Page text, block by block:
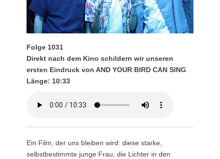
Folge 1031
Direkt nach dem Kino schildern wir unseren
ersten Eindruck von AND YOUR BIRD CAN SING
Länge: 10:33
Ein Film, der uns bleiben wird: diese starke,
selbstbestimmte junge Frau, die Lichter in den